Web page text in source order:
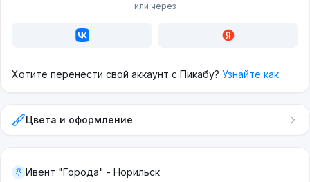
или через
Хотите перенести свой аккаунт с Пикабу? Узнайте как
Цвета и оформление
Ивент "Города" - Норильск